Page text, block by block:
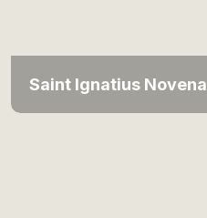
Saint Ignatius Novena